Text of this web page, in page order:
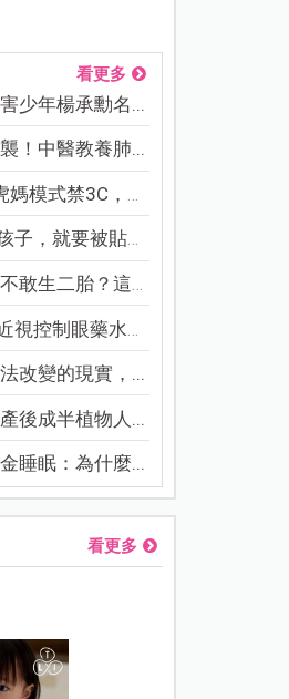
看更多
少年楊承勳名...
！中醫教養肺...
模式禁3C，看...
，就要被貼「...
生二胎？這8...
控制眼藥水納...
改變的現實，...
後成半植物人...
睡眠：為什麼...
看更多